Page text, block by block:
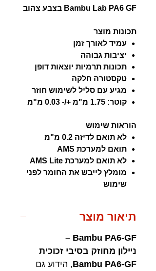
Bambu Lab PA6 GF בצבע צהוב
תכונות מוצר
עמיד לאורך זמן
יציבות גבוהה
תכונות תרמיות יוצאות דופן
טקסטורה חלקה
מגיע עם סליל לשימוש חוזר
קוטר: 1.75 מ"מ +/- 0.03 מ"מ
הוראות שימוש
לא תואם לדיזה 0.2 מ"מ
תואם למערכת AMS
לא תואם למערכת AMS Lite
מומלץ לייבש את החומר לפני
שימוש
תיאור מוצר
Bambu PA6-GF –
ניילון מחוזק בסיבי זכוכית
Bambu PA6-GF, הידוע גם